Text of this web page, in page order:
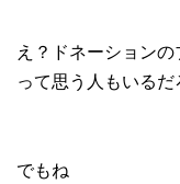
え？ドネーション
って思う人もいる
でもね